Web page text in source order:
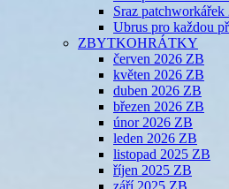
Sraz patchworkářek
Ubrus pro každou
ZBYTKOHRÁTKY
červen 2026 ZB
květen 2026 ZB
duben 2026 ZB
březen 2026 ZB
únor 2026 ZB
leden 2026 ZB
listopad 2025 ZB
říjen 2025 ZB
září 2025 ZB